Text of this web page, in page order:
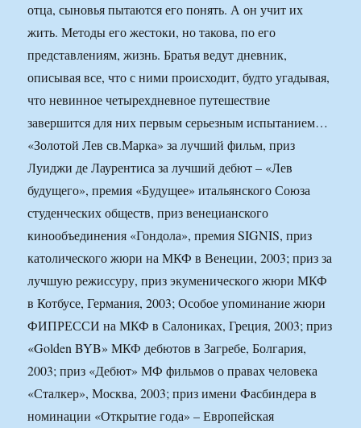
отца, сыновья пытаются его понять. А он учит их
жить. Методы его жестоки, но такова, по его
представлениям, жизнь. Братья ведут дневник,
описывая все, что с ними происходит, будто угадывая,
что невинное четырехдневное путешествие
завершится для них первым серьезным испытанием…
«Золотой Лев св.Марка» за лучший фильм, приз
Луиджи де Лаурентиса за лучший дебют – «Лев
будущего», премия «Будущее» итальянского Союза
студенческих обществ, приз венецианского
кинообъединения «Гондола», премия SIGNIS, приз
католического жюри на МКФ в Венеции, 2003; приз за
лучшую режиссуру, приз экуменического жюри МКФ
в Котбусе, Германия, 2003; Особое упоминание жюри
ФИПРЕССИ на МКФ в Салониках, Греция, 2003; приз
«Golden BYB» МКФ дебютов в Загребе, Болгария,
2003; приз «Дебют» МФ фильмов о правах человека
«Сталкер», Москва, 2003; приз имени Фасбиндера в
номинации «Открытие года» – Европейская